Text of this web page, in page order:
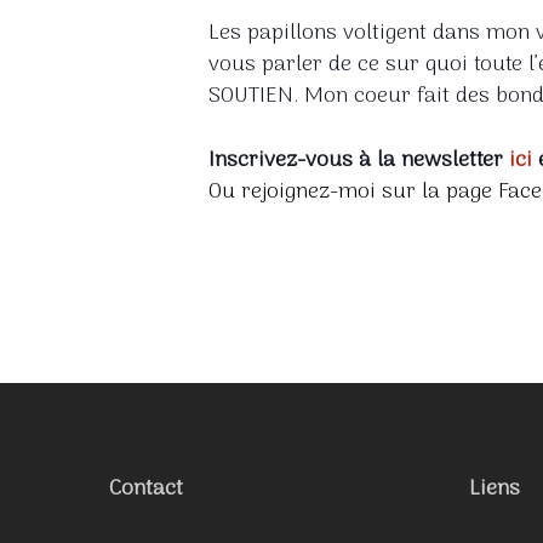
Les papillons voltigent dans mon
vous parler de ce sur quoi toute
SOUTIEN. Mon coeur fait des
Inscrivez-vous à la newsletter ici
Ou rejoignez-moi sur la page
Contact
Liens